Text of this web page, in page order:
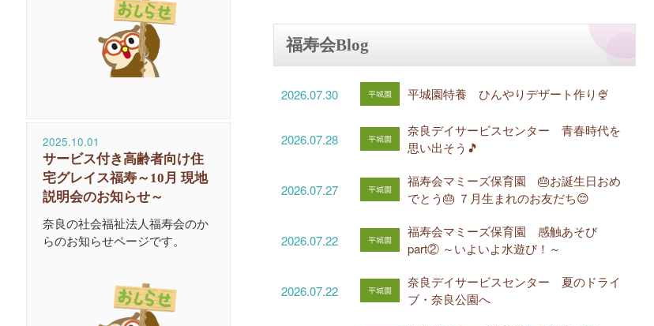
福寿会Blog
2026.07.30 平城園特養 ひんやりデザート作り🍨
2026.07.28
奈良デイサービスセンター 青春時代を
思い出そう🎵
2026.07.27
福寿会マミーズ保育園 🎂お誕生日おめ
でとう🎂 ７月生まれのお友だち😊
2026.07.22
福寿会マミーズ保育園 感触あそび
part② ～いよいよ水遊び！～
2026.07.22
奈良デイサービスセンター 夏のドライ
ブ・奈良公園へ
2025.10.01
サービス付き高齢者向け住
宅グレイス福寿～10月 現地
説明会のお知らせ～
奈良の社会福祉法人福寿会のか
らのお知らせページです。